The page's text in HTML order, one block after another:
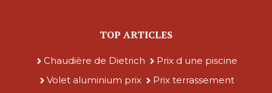
TOP ARTICLES
Chaudière de Dietrich
Prix d une piscine
Volet aluminium prix
Prix terrassement